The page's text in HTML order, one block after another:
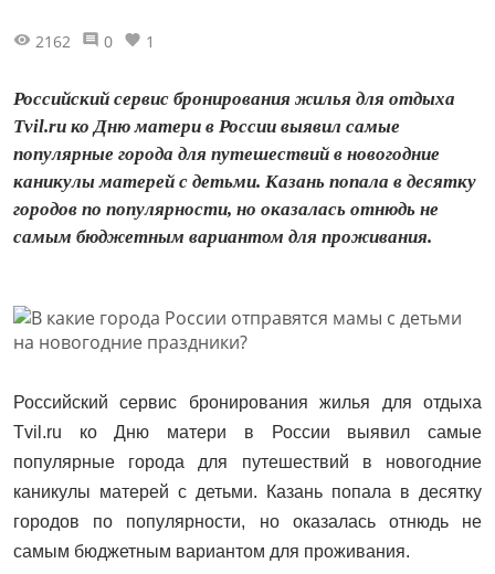
2162 0 1
Российский сервис бронирования жилья для отдыха
Tvil.ru ко Дню матери в России выявил самые
популярные города для путешествий в новогодние
каникулы матерей с детьми. Казань попала в десятку
городов по популярности, но оказалась отнюдь не
самым бюджетным вариантом для проживания.
Российский сервис бронирования жилья для отдыха
Tvil.ru ко Дню матери в России выявил самые
популярные города для путешествий в новогодние
каникулы матерей с детьми. Казань попала в десятку
городов по популярности, но оказалась отнюдь не
самым бюджетным вариантом для проживания.